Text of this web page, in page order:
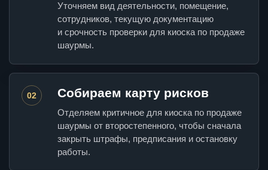
Уточняем вид деятельности, помещение,
сотрудников, текущую документацию
и срочность проверки для киоска по продаже
шаурмы.
02 Собираем карту рисков
Отделяем критичное для киоска по продаже
шаурмы от второстепенного, чтобы сначала
закрыть штрафы, предписания и остановку
работы.